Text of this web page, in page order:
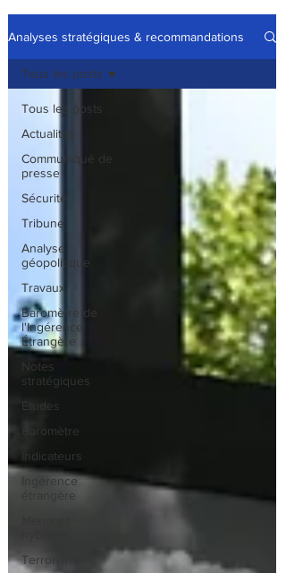
Analyses stratégiques & recommandations
Tous les posts
Actualités
Communiqué de
presse
Sécurité
Tribune
Analyse
géopolitique
Travaux
Baromètre de
l'Ingérence
Étrangère
Notes
stratégiques
Études
Baromètre
Indicateurs
Ingérence
étrangère
Terrorisme
Tous les posts